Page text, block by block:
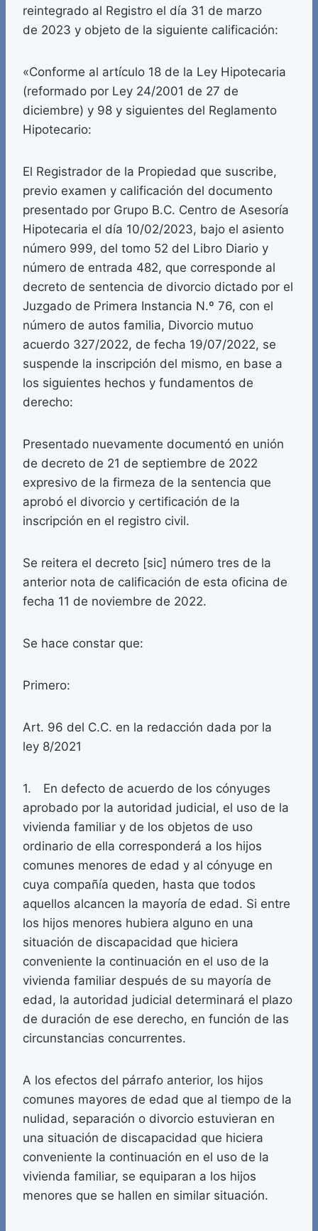
reintegrado al Registro el día 31 de marzo
de 2023 y objeto de la siguiente calificación:
«Conforme al artículo 18 de la Ley Hipotecaria
(reformado por Ley 24/2001 de 27 de
diciembre) y 98 y siguientes del Reglamento
Hipotecario:
El Registrador de la Propiedad que suscribe,
previo examen y calificación del documento
presentado por Grupo B.C. Centro de Asesoría
Hipotecaria el día 10/02/2023, bajo el asiento
número 999, del tomo 52 del Libro Diario y
número de entrada 482, que corresponde al
decreto de sentencia de divorcio dictado por el
Juzgado de Primera Instancia N.º 76, con el
número de autos familia, Divorcio mutuo
acuerdo 327/2022, de fecha 19/07/2022, se
suspende la inscripción del mismo, en base a
los siguientes hechos y fundamentos de
derecho:
Presentado nuevamente documentó en unión
de decreto de 21 de septiembre de 2022
expresivo de la firmeza de la sentencia que
aprobó el divorcio y certificación de la
inscripción en el registro civil.
Se reitera el decreto [sic] número tres de la
anterior nota de calificación de esta oficina de
fecha 11 de noviembre de 2022.
Se hace constar que:
Primero:
Art. 96 del C.C. en la redacción dada por la
ley 8/2021
1. En defecto de acuerdo de los cónyuges
aprobado por la autoridad judicial, el uso de la
vivienda familiar y de los objetos de uso
ordinario de ella corresponderá a los hijos
comunes menores de edad y al cónyuge en
cuya compañía queden, hasta que todos
aquellos alcancen la mayoría de edad. Si entre
los hijos menores hubiera alguno en una
situación de discapacidad que hiciera
conveniente la continuación en el uso de la
vivienda familiar después de su mayoría de
edad, la autoridad judicial determinará el plazo
de duración de ese derecho, en función de las
circunstancias concurrentes.
A los efectos del párrafo anterior, los hijos
comunes mayores de edad que al tiempo de la
nulidad, separación o divorcio estuvieran en
una situación de discapacidad que hiciera
conveniente la continuación en el uso de la
vivienda familiar, se equiparan a los hijos
menores que se hallen en similar situación.